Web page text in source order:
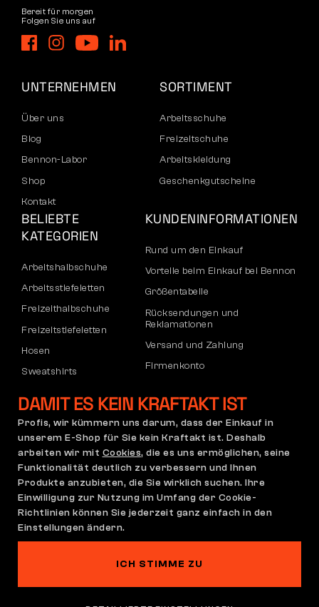
Bereit für morgen
Folgen Sie uns auf
UNTERNEHMEN
Über uns
Blog
Bennon-Labor
Shop
Kontakt
SORTIMENT
Arbeitsschuhe
Freizeitschuhe
Arbeitskleidung
Geschenkgutscheine
BELIEBTE
KATEGORIEN
Arbeitshalbschuhe
Arbeitsstiefeletten
Freizeithalbschuhe
Freizeitstiefeletten
Hosen
Sweatshirts
KUNDENINFORMATIONEN
Rund um den Einkauf
Vorteile beim Einkauf bei Bennon
Größentabelle
Rücksendungen und
Reklamationen
Versand und Zahlung
Firmenkonto
Reklamation und Garantie
Allgemeine
Geschäftsbedingungen
(AGB)
Reklamationsrichtlinie
Cookie-Einstellungen Datenschutzerklärung
DAMIT ES KEIN KRAFTAKT IST
Profis, wir kümmern uns darum, dass der Einkauf in
unserem E-Shop für Sie kein Kraftakt ist. Deshalb
arbeiten wir mit Cookies, die es uns ermöglichen, seine
Funktionalität deutlich zu verbessern und Ihnen
Produkte anzubieten, die Sie wirklich suchen. Ihre
Einwilligung zur Nutzung im Umfang der Cookie-
Richtlinien können Sie jederzeit ganz einfach in den
Einstellungen ändern.
ICH STIMME ZU